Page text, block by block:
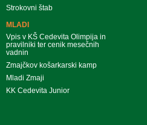
Strokovni štab
MLADI
Vpis v KŠ Cedevita Olimpija in
pravilniki ter cenik mesečnih
vadnin
Zmajčkov košarkarski kamp
Mladi Zmaji
KK Cedevita Junior